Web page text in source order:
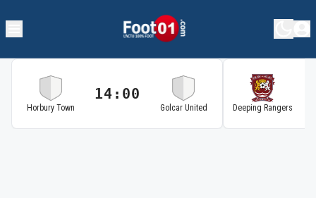
Horbury Town
14:00
Golcar United Deeping Rangers